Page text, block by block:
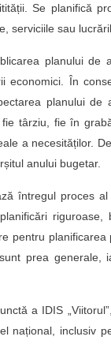
Se planifică
serviciile sau
planului de
economici. În
planului de
târziu, fie în
a necesităților.
anului bugetar.
întregul proces
pentru
prea generale,
a IDIS
național, inclusiv